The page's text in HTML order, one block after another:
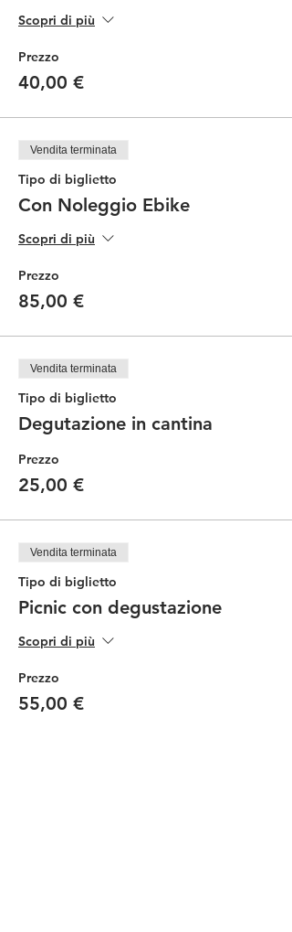
Scopri di più
Prezzo
40,00 €
Vendita terminata
Tipo di biglietto
Con Noleggio Ebike
Scopri di più
Prezzo
85,00 €
Vendita terminata
Tipo di biglietto
Degutazione in cantina
Prezzo
25,00 €
Vendita terminata
Tipo di biglietto
Picnic con degustazione
Scopri di più
Prezzo
55,00 €